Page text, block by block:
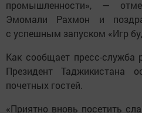
промышленности», —
Эмомали Рахмон и
с успешным запуском «Игр
Как сообщает пресс-служба
Президент Таджикистана
почетных гостей.
«Приятно вновь посетить